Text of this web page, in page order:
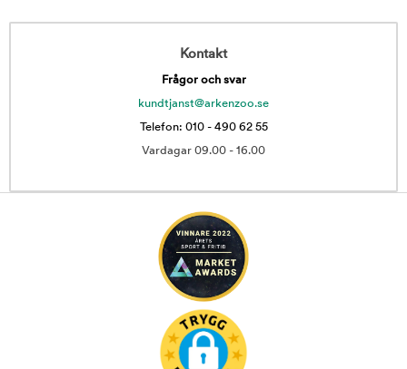
Kontakt
Frågor och svar
kundtjanst@arkenzoo.se
Telefon: 010 - 490 62 55
Vardagar 09.00 - 16.00